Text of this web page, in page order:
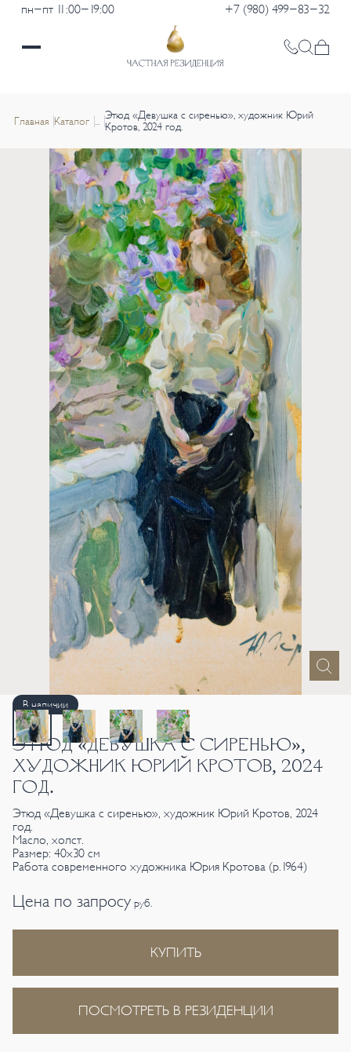
пн-пт 11:00-19:00 +7 (980) 499-83-32
Главная Каталог
Этюд «Девушка с сиренью», художник Юрий
Кротов, 2024 год.
В наличии
ЭТЮД «ДЕВУШКА С СИРЕНЬЮ»,
ХУДОЖНИК ЮРИЙ КРОТОВ, 2024
ГОД.
Этюд «Девушка с сиренью», художник Юрий Кротов, 2024
год.
Масло, холст.
Размер: 40х30 см
Работа современного художника Юрия Кротова (р.1964)
Цена по запросу руб.
КУПИТЬ
ПОСМОТРЕТЬ В РЕЗИДЕНЦИИ